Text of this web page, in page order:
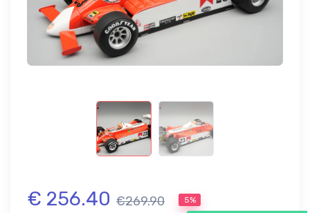
€ 256.40 €269.90 5%